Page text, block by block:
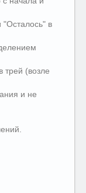
в
трей (возле
и не